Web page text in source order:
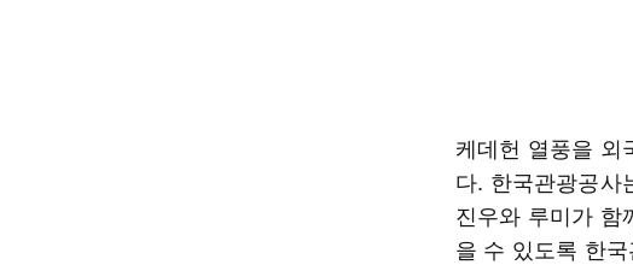
케데헌 열풍을 외
다. 한국관광공사
진우와 루미가 함
을 수 있도록 한